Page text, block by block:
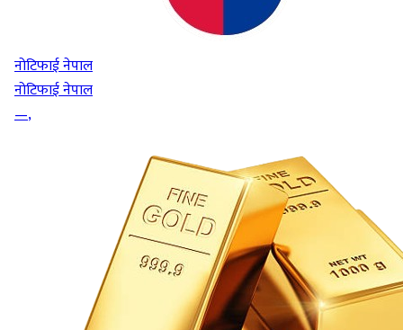
नोटिफाई नेपाल
नोटिफाई नेपाल
—,